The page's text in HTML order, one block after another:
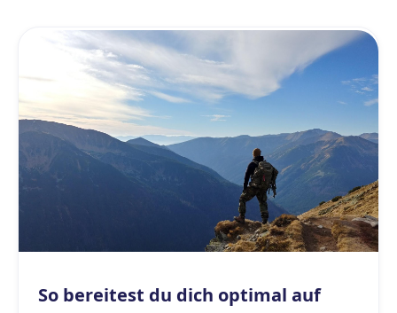
So bereitest du dich optimal auf